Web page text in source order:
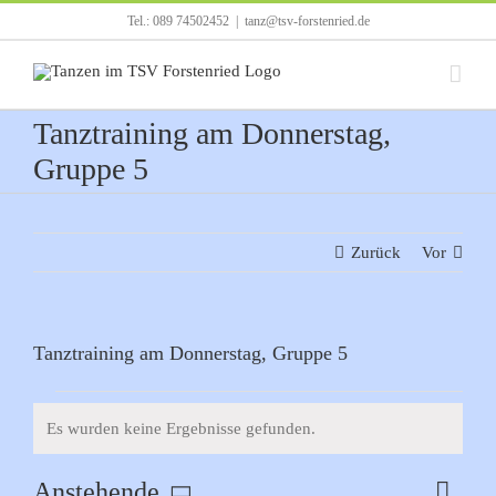
Inhalt
springen
Tel.: 089 74502452 tanz@tsv-forstenried.de
Tanztraining am Donnerstag,
Gruppe 5
Zurück Vor
Tanztraining am Donnerstag, Gruppe 5
Veranstaltungen
Hinweis
Es wurden keine Ergebnisse gefunden.